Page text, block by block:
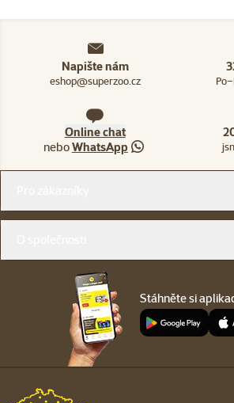
Napište nám
eshop@superzoo.cz
Online chat
neboWhatsApp
Stáhněte si